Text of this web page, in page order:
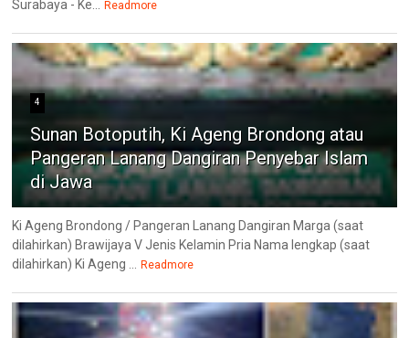
Surabaya - Ke... Readmore
4
Sunan Botoputih, Ki Ageng Brondong atau
Pangeran Lanang Dangiran Penyebar Islam
di Jawa
Ki Ageng Brondong / Pangeran Lanang Dangiran Marga (saat
dilahirkan) Brawijaya V Jenis Kelamin Pria Nama lengkap (saat
dilahirkan) Ki Ageng ... Readmore